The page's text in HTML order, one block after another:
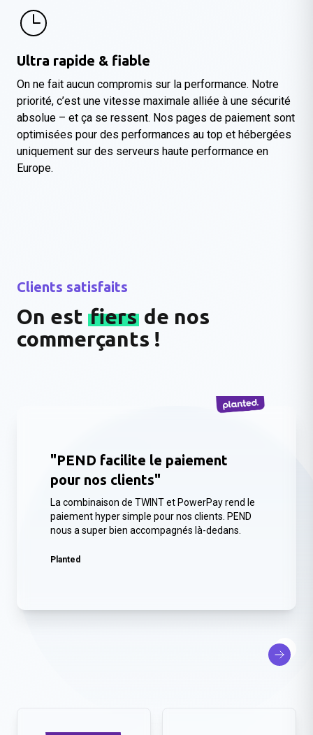
Ultra rapide & fiable
On ne fait aucun compromis sur la performance. Notre
priorité, c’est une vitesse maximale alliée à une sécurité
absolue – et ça se ressent. Nos pages de paiement sont
optimisées pour des performances au top et hébergées
uniquement sur des serveurs haute performance en
Europe.
Clients satisfaits
On est fiers de nos
commerçants !
"PEND facilite le paiement
pour nos clients"
La combinaison de TWINT et PowerPay rend le
paiement hyper simple pour nos clients. PEND
nous a super bien accompagnés là-dedans.
Planted